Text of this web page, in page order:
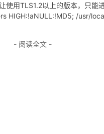
使用TLS1.2以上的版本，只能
HIGH:!aNULL:!MD5; /usr/
- 阅读全文 -